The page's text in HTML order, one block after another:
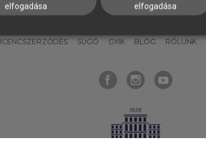
SÚGÓ GYIK BLOG RÓLUNK
elfogadása
elfogadása